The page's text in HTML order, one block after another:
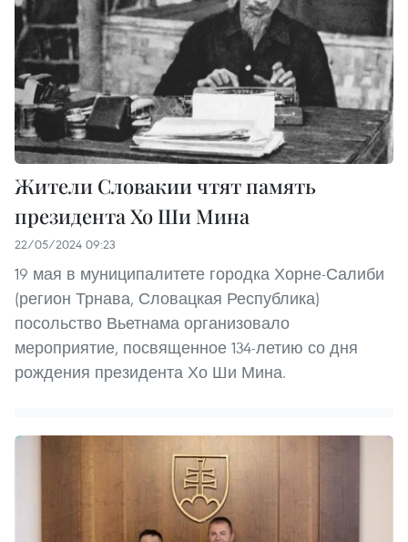
Жители Словакии чтят память
президента Хо Ши Мина
22/05/2024 09:23
19 мая в муниципалитете городка Хорне-Салиби
(регион Трнава, Словацкая Республика)
посольство Вьетнама организовало
мероприятие, посвященное 134-летию со дня
рождения президента Хо Ши Мина.